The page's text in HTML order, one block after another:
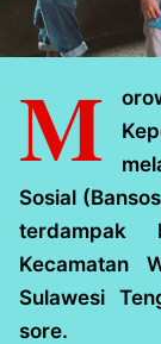
M
Sosial
terdampak
Kecamatan
Sulawesi
sore.